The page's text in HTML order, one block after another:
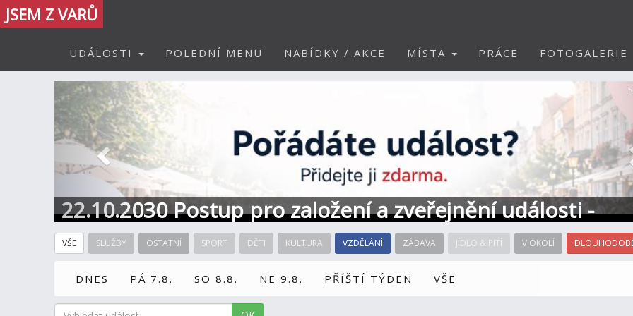
JSEM Z VARŮ
UDÁLOSTI POLEDNÍ MENU NABÍDKY / AKCE MÍSTA PRÁCE FOTOGALERIE
22.10.2030 Postup pro založení a zveřejnění události -
Informace / kontakt
Předchozí
VŠE SLUŽBY OSTATNÍ SPORT DĚTI KULTURA VZDĚLÁNÍ ZÁBAVA JÍDLO & PITÍ V OKOLÍ
DNES PÁ 7.8. SO 8.8. NE 9.8. PŘÍŠTÍ TÝDEN VŠE